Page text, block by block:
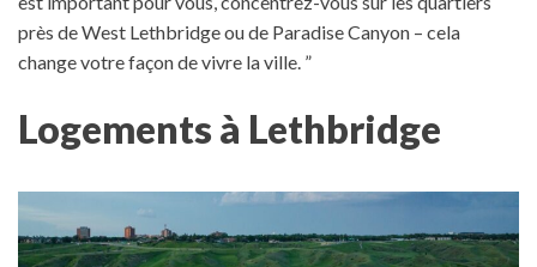
près de West Lethbridge ou de Paradise Canyon – cela
change votre façon de vivre la ville. ”
Logements à Lethbridge